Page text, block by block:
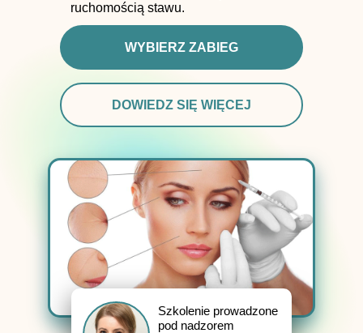
WYBIERZ ZABIEG
DOWIEDZ SIĘ WIĘCEJ
ruchomością stawu.
Szkolenie prowadzone
pod nadzorem